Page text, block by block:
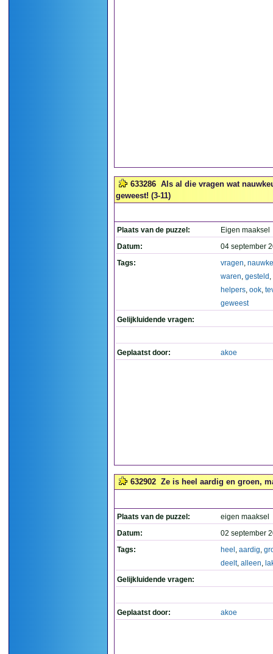
633286 Als al die vragen wat
geweest! (3-11)
Plaats van de puzzel:
Eigen maaksel
Datum:
04 september
Tags:
vragen,
waren, gesteld ,
helpers, ook,
geweest
Gelijkluidende vragen:
Geplaatst door: akoe
632902 Ze is heel aardig en groen,
Plaats van de puzzel:
eigen maaksel
Datum:
02 september
Tags:
heel , aardig,
deelt, alleen,
Gelijkluidende vragen:
Geplaatst door: akoe